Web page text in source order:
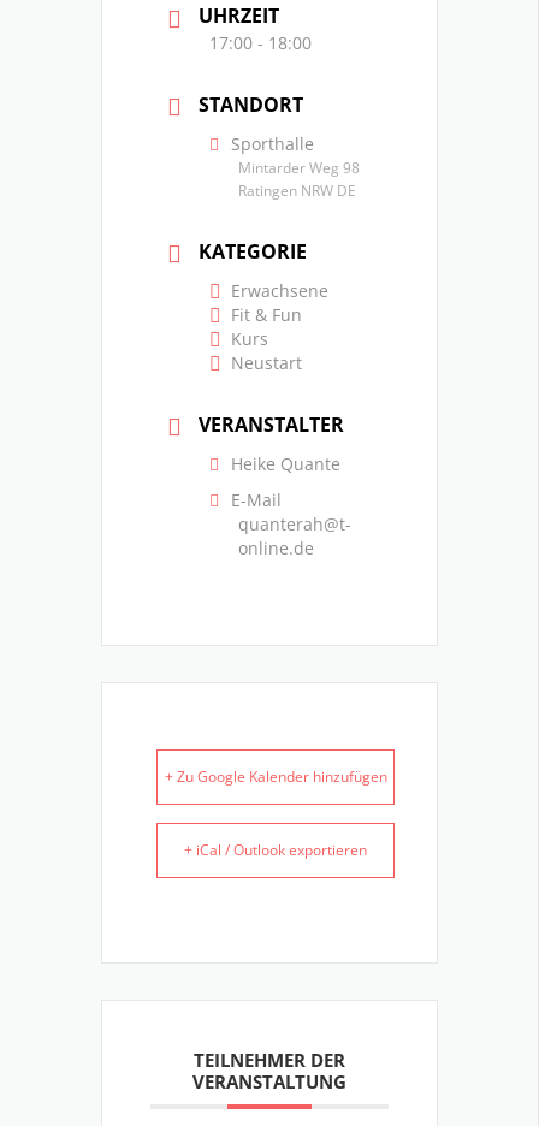
UHRZEIT
17:00 - 18:00
STANDORT
Sporthalle
Mintarder Weg 98
Ratingen NRW DE
KATEGORIE
Erwachsene
Fit & Fun
Kurs
Neustart
VERANSTALTER
Heike Quante
E-Mail
quanterah@t-
online.de
+ Zu Google Kalender hinzufügen
+ iCal / Outlook exportieren
TEILNEHMER DER
VERANSTALTUNG